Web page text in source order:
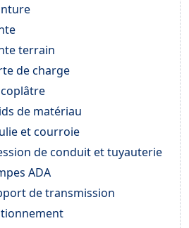
terrain
de charge
de matériau
et courroie
de conduit et tuyauterie
ADA
de transmission